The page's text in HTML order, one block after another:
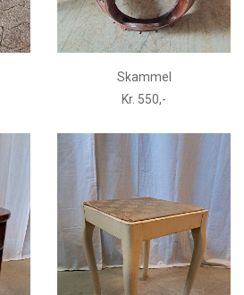
Skammel
Kr. 550,-